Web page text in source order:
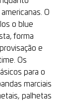
O
o blue
forma
e
Os
para o
marciais
palhetas